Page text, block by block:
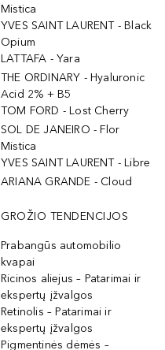
Mistica
YVES SAINT LAURENT - Black
Opium
LATTAFA - Yara
THE ORDINARY - Hyaluronic
Acid 2% + B5
TOM FORD - Lost Cherry
SOL DE JANEIRO - Flor
Mistica
YVES SAINT LAURENT - Libre
ARIANA GRANDE - Cloud
GROŽIO TENDENCIJOS
Prabangūs automobilio
kvapai
Ricinos aliejus – Patarimai ir
ekspertų įžvalgos
Retinolis – Patarimai ir
ekspertų įžvalgos
Pigmentinės dėmės –